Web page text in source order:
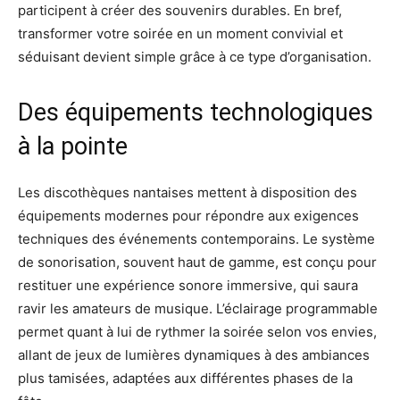
participent à créer des souvenirs durables. En bref,
transformer votre soirée en un moment convivial et
séduisant devient simple grâce à ce type d’organisation.
Des équipements technologiques
à la pointe
Les discothèques nantaises mettent à disposition des
équipements modernes pour répondre aux exigences
techniques des événements contemporains. Le système
de sonorisation, souvent haut de gamme, est conçu pour
restituer une expérience sonore immersive, qui saura
ravir les amateurs de musique. L’éclairage programmable
permet quant à lui de rythmer la soirée selon vos envies,
allant de jeux de lumières dynamiques à des ambiances
plus tamisées, adaptées aux différentes phases de la